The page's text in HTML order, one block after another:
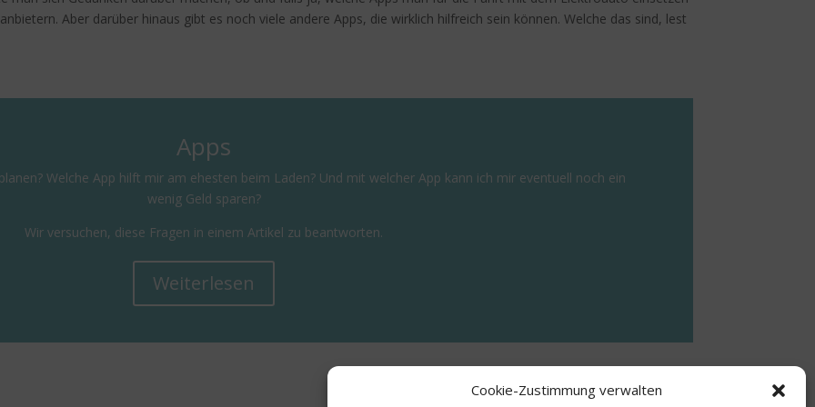
Cookie-Zustimmung verwalten
Aber darüber hinaus gibt es noch viele andere Apps, die wirklich hilfreich sein können. Welche das sind, lest
Apps
Welche App hilft mir am ehesten beim Laden? Und mit welcher App kann ich mir eventuell noch ein
wenig Geld sparen?
Wir versuchen, diese Fragen in einem Artikel zu beantworten.
Weiterlesen